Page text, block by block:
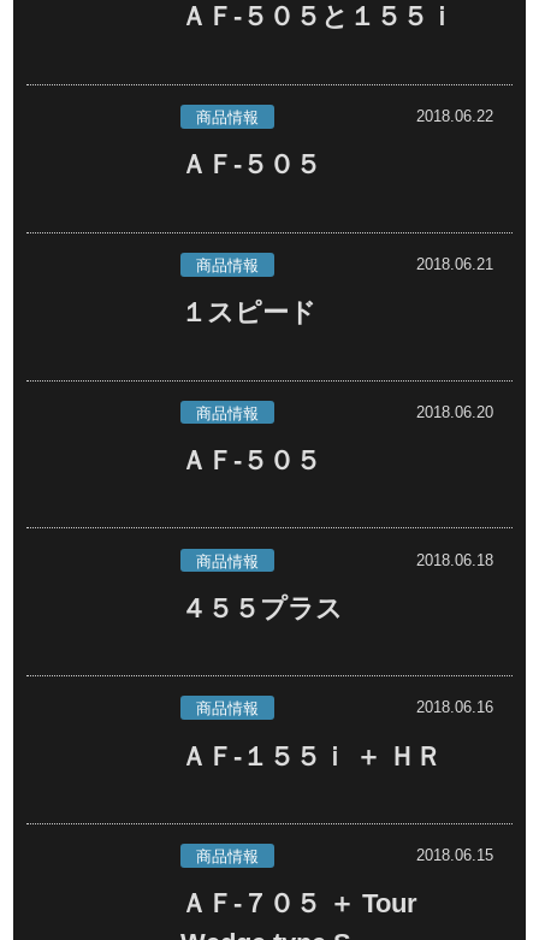
ＡＦ-５０５と１５５ｉ
2018.06.22
商品情報
ＡＦ-５０５
2018.06.21
商品情報
１スピード
2018.06.20
商品情報
ＡＦ-５０５
2018.06.18
商品情報
４５５プラス
2018.06.16
商品情報
ＡＦ-１５５ｉ ＋ ＨＲ
2018.06.15
商品情報
ＡＦ-７０５ ＋ Tour